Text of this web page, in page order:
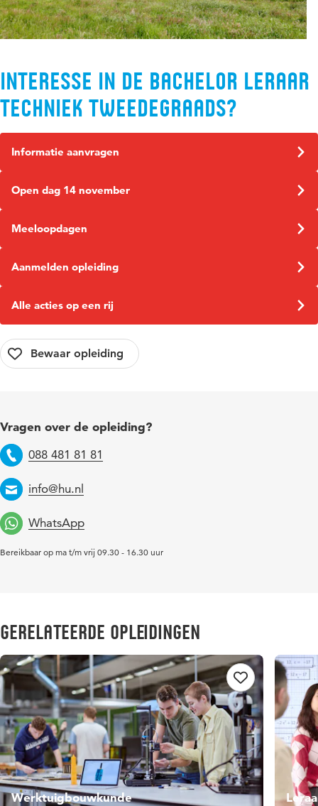
Interesse in de bachelor Leraar
Techniek tweedegraads?
Informatie aanvragen
Open dag 14 november
Meeloopdagen
Aanmelden opleiding
Alle acties op een rij
Vragen over de opleiding?
Telefoon
088 481 81 81
Email
info@hu.nl
WhatsApp
Bereikbaar op ma t/m vrij 09.30 - 16.30 uur
Gerelateerde opleidingen
Werktuigbouwkunde